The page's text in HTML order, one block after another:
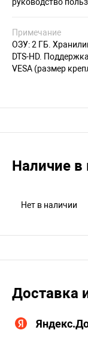
руководство
Примечание
ОЗУ: 2 ГБ.
DTS-HD.
VESA (размер
Наличие в
Нет в наличии
Доставка